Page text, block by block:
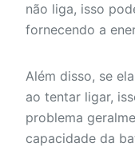
não liga, isso
fornecendo a
Além disso, se
ao tentar ligar,
problema
capacidade da